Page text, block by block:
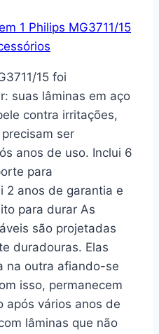
15 foi
suas lâminas em aço
contra irritações,
ser
anos de uso. Inclui 6
para
2 anos de garantia e
para durar As
são projetadas
duradouras. Elas
na outra afiando-se
isso, permanecem
após vários anos de
lâminas que não